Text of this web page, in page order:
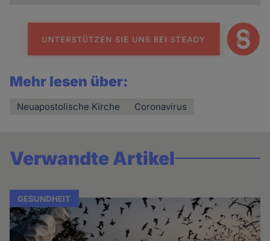
Mehr lesen über:
Neuapostolische Kirche Coronavirus
Verwandte Artikel
GESUNDHEIT